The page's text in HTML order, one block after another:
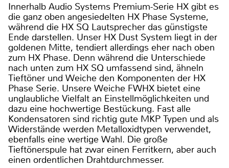
Innerhalb Audio Systems Premium-Serie HX gibt es
die ganz oben angesiedelten HX Phase Systeme,
während die HX SQ Lautsprecher das günstigste
Ende darstellen. Unser HX Dust System liegt in der
goldenen Mitte, tendiert allerdings eher nach oben
zum HX Phase. Denn während die Unterschiede
nach unten zum HX SQ umfassend sind, ähneln
Tieftöner und Weiche den Komponenten der HX
Phase Serie. Unsere Weiche FWHX bietet eine
unglaubliche Vielfalt an Einstellmöglichkeiten und
dazu eine hochwertige Bestückung. Fast alle
Kondensatoren sind richtig gute MKP Typen und als
Widerstände werden Metalloxidtypen verwendet,
ebenfalls eine wertige Wahl. Die große
Tieftönerspule hat zwar einen Ferritkern, aber auch
einen ordentlichen Drahtdurchmesser.